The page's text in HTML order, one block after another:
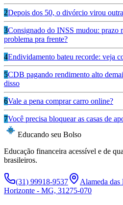
2Depois dos 50, o divórcio virou
3Consignado do INSS mudou: prazo
problema pra frente?
4Endividamento bateu recorde: veja
5CDB pagando rendimento alto
disso
6Vale a pena comprar carro online?
7Você precisa bloquear as casas de
Educando seu Bolso
Educação financeira acessível e de
brasileiros.
(31) 99918-9537
Alameda
Horizonte - MG, 31275-070